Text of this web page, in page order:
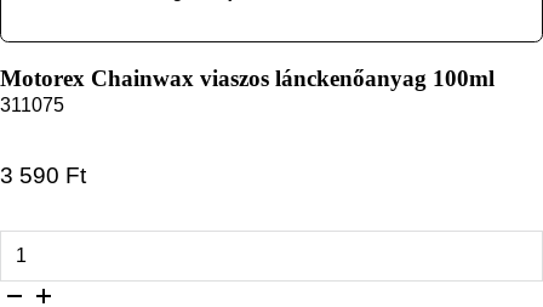
Motorex Chainwax viaszos lánckenőanyag 100ml
311075
3 590 Ft